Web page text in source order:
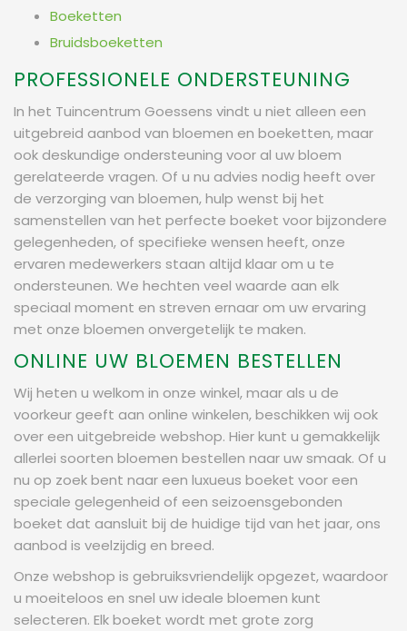
Boeketten
Bruidsboeketten
PROFESSIONELE ONDERSTEUNING
In het Tuincentrum Goessens vindt u niet alleen een
uitgebreid aanbod van bloemen en boeketten, maar
ook deskundige ondersteuning voor al uw bloem
gerelateerde vragen. Of u nu advies nodig heeft over
de verzorging van bloemen, hulp wenst bij het
samenstellen van het perfecte boeket voor bijzondere
gelegenheden, of specifieke wensen heeft, onze
ervaren medewerkers staan altijd klaar om u te
ondersteunen. We hechten veel waarde aan elk
speciaal moment en streven ernaar om uw ervaring
met onze bloemen onvergetelijk te maken.
ONLINE UW BLOEMEN BESTELLEN
Wij heten u welkom in onze winkel, maar als u de
voorkeur geeft aan online winkelen, beschikken wij ook
over een uitgebreide webshop. Hier kunt u gemakkelijk
allerlei soorten bloemen bestellen naar uw smaak. Of u
nu op zoek bent naar een luxueus boeket voor een
speciale gelegenheid of een seizoensgebonden
boeket dat aansluit bij de huidige tijd van het jaar, ons
aanbod is veelzijdig en breed.
Onze webshop is gebruiksvriendelijk opgezet, waardoor
u moeiteloos en snel uw ideale bloemen kunt
selecteren. Elk boeket wordt met grote zorg